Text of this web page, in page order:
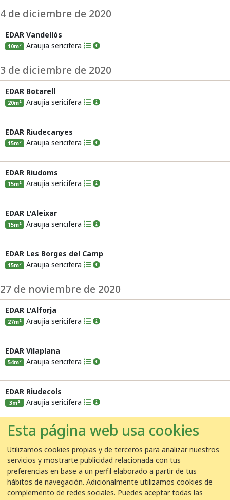
4 de diciembre de 2020
EDAR Vandellós
10m² Araujia sericifera
3 de diciembre de 2020
EDAR Botarell
20m² Araujia sericifera
EDAR Riudecanyes
15m² Araujia sericifera
EDAR Riudoms
15m² Araujia sericifera
EDAR L'Aleixar
15m² Araujia sericifera
EDAR Les Borges del Camp
15m² Araujia sericifera
27 de noviembre de 2020
EDAR L'Alforja
27m² Araujia sericifera
EDAR Vilaplana
54m² Araujia sericifera
EDAR Riudecols
3m² Araujia sericifera
23 de noviembre de 2020
EDAR Bigues i Riells
5u. Araujia sericifera
EDAR Cambrils
Esta página web usa cookies
Utilizamos cookies propias y de terceros para analizar nuestros
servicios y mostrarte publicidad relacionada con tus
preferencias en base a un perfil elaborado a partir de tus
hábitos de navegación. Adicionalmente utilizamos cookies de
complemento de redes sociales. Puedes aceptar todas las